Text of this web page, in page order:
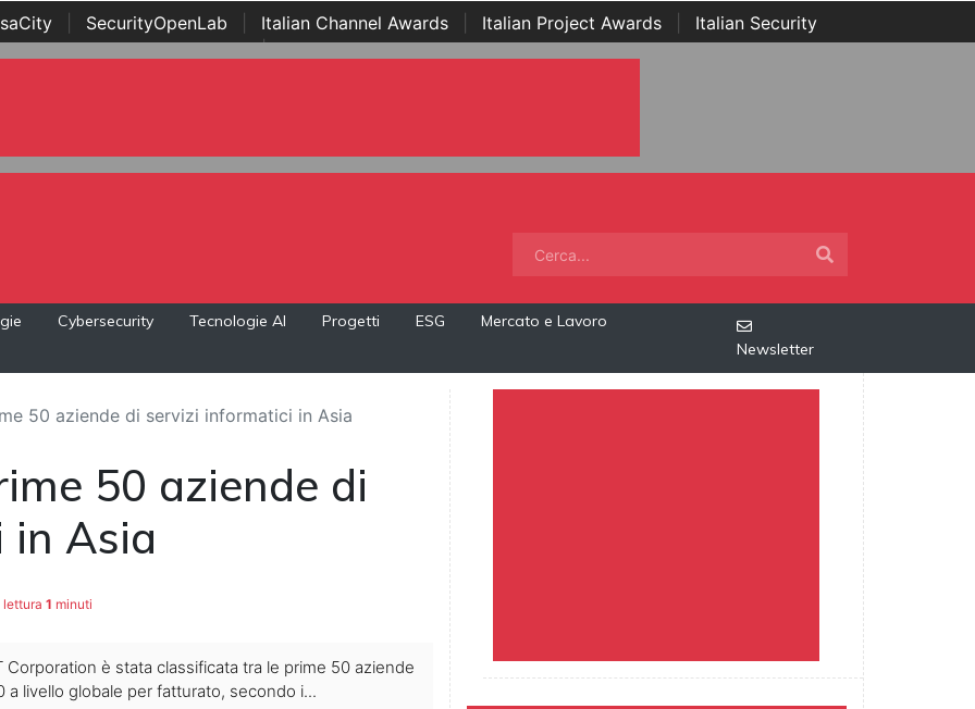
SecurityOpenLab Italian Channel Awards Italian Project Awards
Italian Security
Awards | ...
Cybersecurity Tecnologie AI Progetti ESG
Mercato e Lavoro
Newsletter
50 aziende di servizi informatici in Asia
50 aziende di
Asia
1 minuti
è stata classificata tra le prime 50 aziende
a livello globale per fatturato, secondo i...